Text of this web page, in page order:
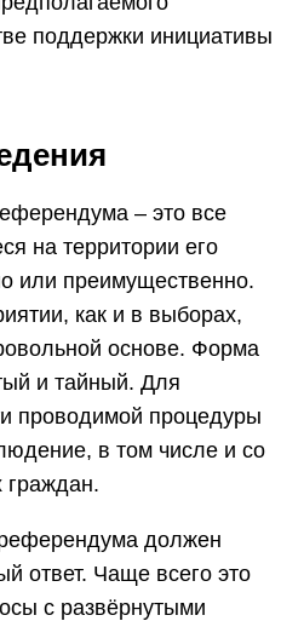
поддержки инициативы
– это все
на территории его
или преимущественно.
как и в выборах,
основе. Форма
и тайный. Для
проводимой процедуры
в том числе и со
граждан.
должен
ответ. Чаще всего это
с развёрнутыми